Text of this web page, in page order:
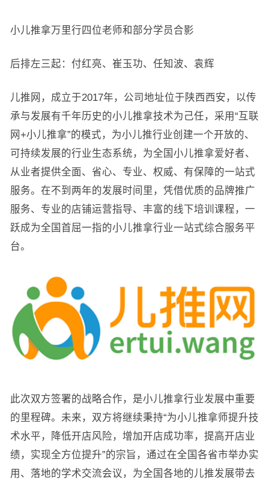
小儿推拿万里行四位老师和部分学员合影
后排左三起：付红亮、崔玉功、任知波、袁辉
儿推网，成立于2017年，公司地址位于陕西西安，以传
承与发展有千年历史的小儿推拿技术为己任，采用“互联
网+小儿推拿”的模式，为小儿推行业创建一个开放的、
可持续发展的行业生态系统，为全国小儿推拿爱好者、
从业者提供全面、省心、专业、权威、有保障的一站式
服务。在不到两年的发展时间里，凭借优质的品牌推广
服务、专业的店铺运营指导、丰富的线下培训课程，一
跃成为全国首屈一指的小儿推拿行业一站式综合服务平
台。
此次双方签署的战略合作，是小儿推拿行业发展中重要
的里程碑。未来，双方将继续秉持“为小儿推拿师提升技
术水平，降低开店风险，增加开店成功率，提高开店业
绩，实现全方位提升”的宗旨，通过在全国各省市举办实
用、落地的学术交流会议，为全国各地的儿推发展带去